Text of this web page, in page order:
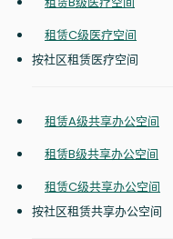
租赁C级医疗空间
按社区租赁医疗空间
租赁A级共享办公空间
租赁B级共享办公空间
租赁C级共享办公空间
按社区租赁共享办公空间